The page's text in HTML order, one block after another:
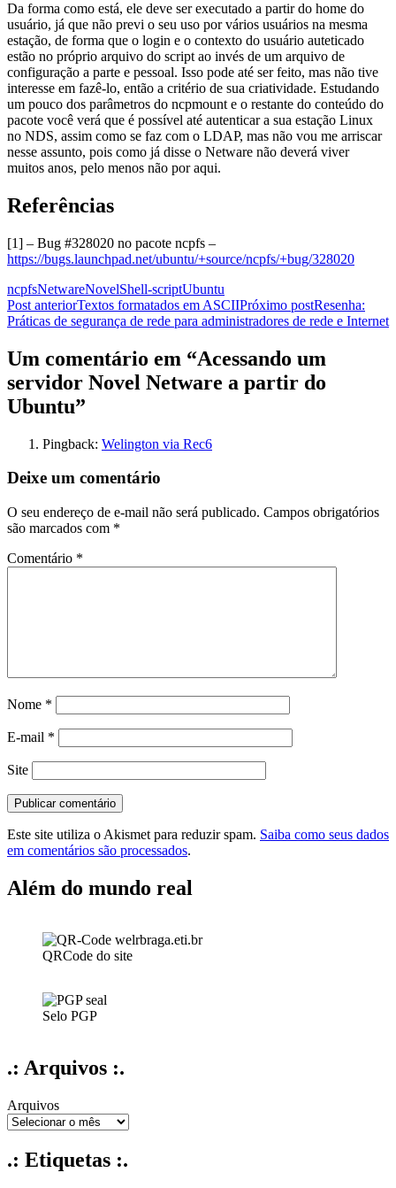
Da forma como está, ele deve ser executado a partir do home do
usuário, já que não previ o seu uso por vários usuários na mesma
estação, de forma que o login e o contexto do usuário auteticado
estão no próprio arquivo do script ao invés de um arquivo de
configuração a parte e pessoal. Isso pode até ser feito, mas não tive
interesse em fazê-lo, então a critério de sua criatividade. Estudando
um pouco dos parâmetros do ncpmount e o restante do conteúdo do
pacote você verá que é possível até autenticar a sua estação Linux
no NDS, assim como se faz com o LDAP, mas não vou me arriscar
nesse assunto, pois como já disse o Netware não deverá viver
muitos anos, pelo menos não por aqui.
Referências
[1] – Bug #328020 no pacote ncpfs –
https://bugs.launchpad.net/ubuntu/+source/ncpfs/+bug/328020
ncpfsNetwareNovelShell-scriptUbuntu
Navegação
de
posts
Post anteriorTextos formatados em ASCIIPróximo postResenha:
Práticas de segurança de rede para administradores de rede e Internet
Um comentário em “Acessando um
servidor Novel Netware a partir do
Ubuntu”
Pingback: Welington via Rec6
Deixe um comentário
O seu endereço de e-mail não será publicado. Campos obrigatórios
são marcados com *
Comentário *
Nome *
E-mail *
Site
Este site utiliza o Akismet para reduzir spam. Saiba como seus dados
em comentários são processados.
Além do mundo real
QRCode do site
Selo PGP
.: Arquivos :.
Arquivos
.: Etiquetas :.